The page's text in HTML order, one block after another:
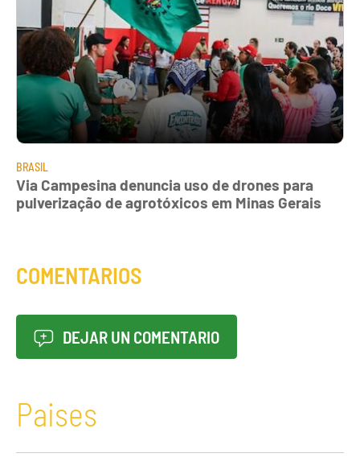
BRASIL
Via Campesina denuncia uso de drones para
pulverização de agrotóxicos em Minas Gerais
COMENTARIOS
DEJAR UN COMENTARIO
Paises